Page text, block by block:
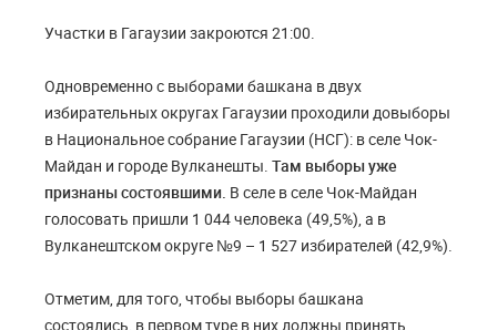
Участки в Гагаузии закроются 21:00.
Одновременно с выборами башкана в двух
избирательных округах Гагаузии проходили довыборы
в Национальное собрание Гагаузии (НСГ): в селе Чок-
Майдан и городе Вулканешты. Там выборы уже
признаны состоявшими. В селе в селе Чок-Майдан
голосовать пришли 1 044 человека (49,5%), а в
Вулканештском округе №9 – 1 527 избирателей (42,9%).
Отметим, для того, чтобы выборы башкана
состоялись, в первом туре в них должны принять